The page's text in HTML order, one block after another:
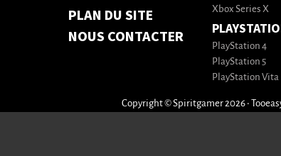
PLAN DU SITE
NOUS CONTACTER
Xbox Series X
PlayStation 4
PlayStation 5
PlayStation Vita
Copyright © Spiritgamer 2026 •